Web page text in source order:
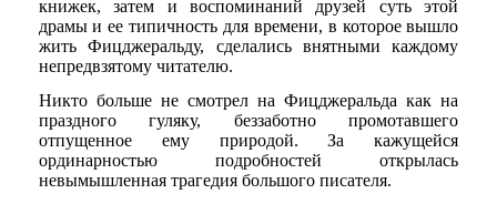
книжек, затем и воспоминаний друзей суть этой
драмы и ее типичность для времени, в которое вышло
жить Фицджеральду, сделались внятными каждому
непредвзятому читателю.
Никто больше не смотрел на Фицджеральда как на
праздного гуляку, беззаботно промотавшего
отпущенное ему природой. За кажущейся
ординарностью подробностей открылась
невымышленная трагедия большого писателя.